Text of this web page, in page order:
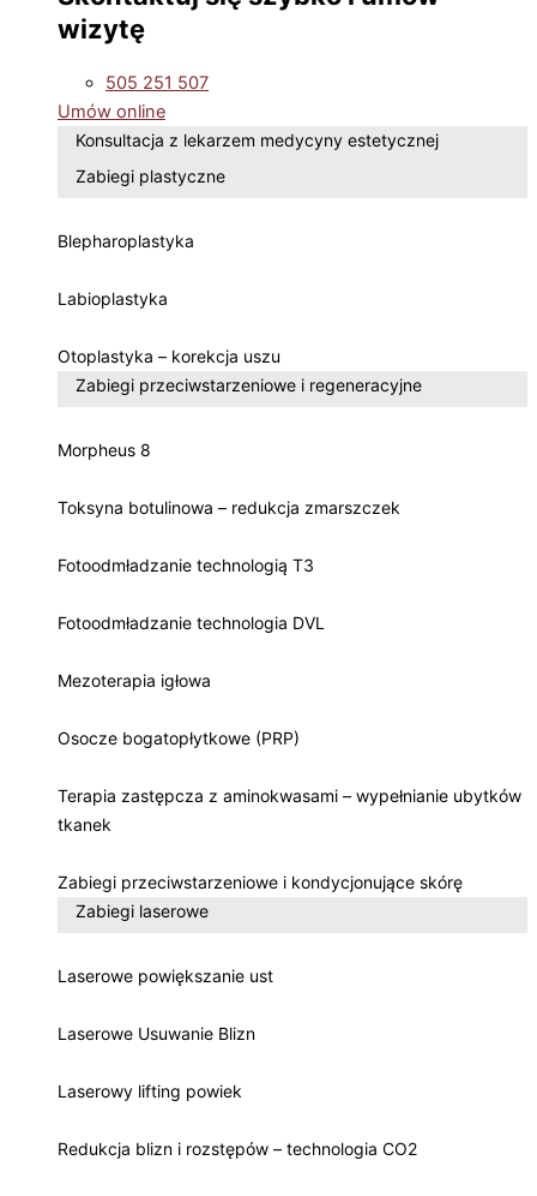
wizytę
505 251 507
Umów online
Konsultacja z lekarzem medycyny estetycznej
Zabiegi plastyczne
Blepharoplastyka
Labioplastyka
Otoplastyka – korekcja uszu
Zabiegi przeciwstarzeniowe i regeneracyjne
Morpheus 8
Toksyna botulinowa – redukcja zmarszczek
Fotoodmładzanie technologią T3
Fotoodmładzanie technologia DVL
Mezoterapia igłowa
Osocze bogatopłytkowe (PRP)
Terapia zastępcza z aminokwasami – wypełnianie ubytków
tkanek
Zabiegi przeciwstarzeniowe i kondycjonujące skórę
Zabiegi laserowe
Laserowe powiększanie ust
Laserowe Usuwanie Blizn
Laserowy lifting powiek
Redukcja blizn i rozstępów – technologia CO2